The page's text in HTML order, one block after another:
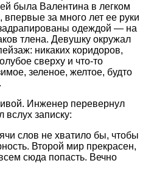
была Валентина в легком
за много лет ее руки
одеждой — на
тлена. Девушку окружал
никаких коридоров,
сверху и что-то
зеленое, желтое, будто
Инженер перевернул
записку:
слов не хватило бы, чтобы
Второй мир прекрасен,
сюда попасть. Вечно